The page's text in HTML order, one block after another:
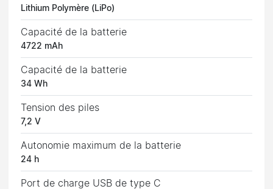
Lithium Polymère (LiPo)
Capacité de la batterie
4722 mAh
Capacité de la batterie
34 Wh
Tension des piles
7,2 V
Autonomie maximum de la batterie
24 h
Port de charge USB de type C